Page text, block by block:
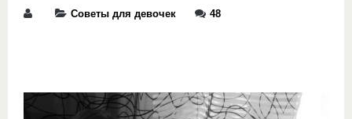
Советы для девочек 48